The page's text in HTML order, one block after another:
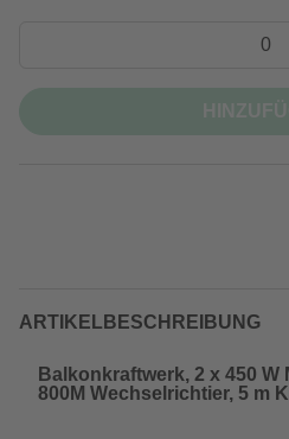
ARTIKELBESCHREIBUNG
Balkonkraftwerk, 2 x 450 W
800M Wechselrichtier, 5 m